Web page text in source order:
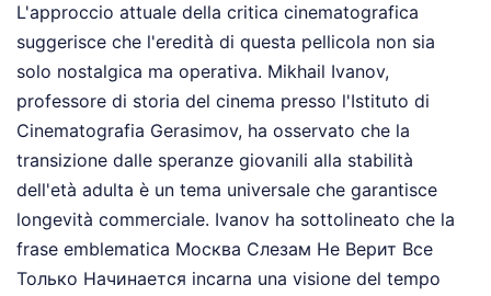
L'approccio attuale della critica cinematografica
suggerisce che l'eredità di questa pellicola non sia
solo nostalgica ma operativa. Mikhail Ivanov,
professore di storia del cinema presso l'Istituto di
Cinematografia Gerasimov, ha osservato che la
transizione dalle speranze giovanili alla stabilità
dell'età adulta è un tema universale che garantisce
longevità commerciale. Ivanov ha sottolineato che la
frase emblematica Москва Слезам Не Верит Все
Только Начинается incarna una visione del tempo